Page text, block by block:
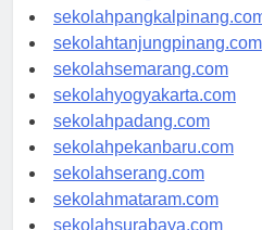
sekolahbengkulu.com
sekolahpangkalpinang.com
sekolahtanjungpinang.com
sekolahsemarang.com
sekolahyogyakarta.com
sekolahpadang.com
sekolahpekanbaru.com
sekolahserang.com
sekolahmataram.com